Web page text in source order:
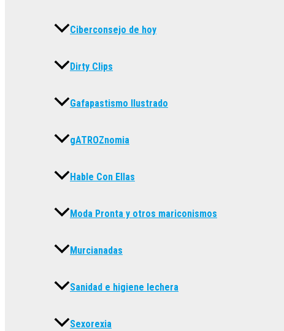
Ciberconsejo de hoy
Dirty Clips
Gafapastismo Ilustrado
gATROZnomia
Hable Con Ellas
Moda Pronta y otros mariconismos
Murcianadas
Sanidad e higiene lechera
Sexorexia